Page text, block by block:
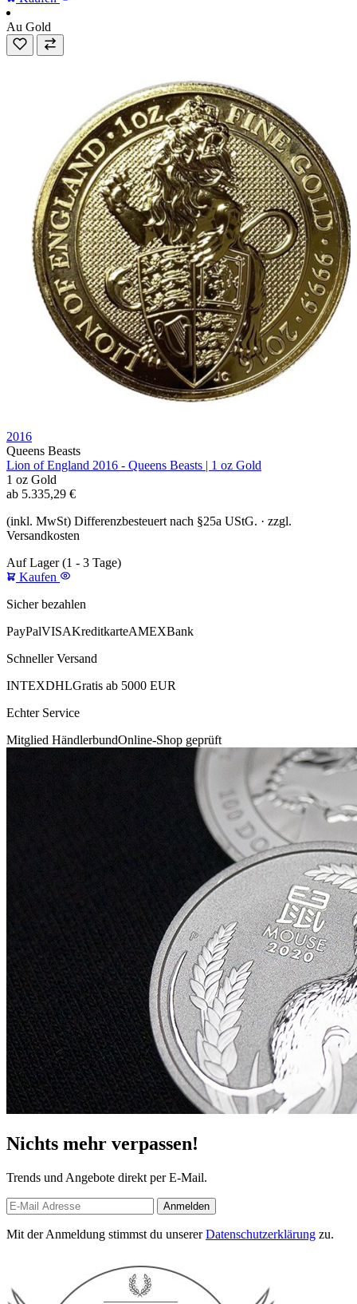
Au Gold
2016
Queens Beasts
Lion of England 2016 - Queens Beasts | 1 oz Gold
1 oz Gold
ab 5.335,29 €
(inkl. MwSt) Differenzbesteuert nach §25a UStG. · zzgl.
Versandkosten
Auf Lager (1 - 3 Tage)
Kaufen
Sicher bezahlen
PayPalVISAKreditkarteAMEXBank
Schneller Versand
INTEXDHLGratis ab 5000 EUR
Echter Service
Mitglied HändlerbundOnline-Shop geprüft
Nichts mehr verpassen!
Trends und Angebote direkt per E-Mail.
Anmelden
Mit der Anmeldung stimmst du unsererDatenschutzerklärung zu.